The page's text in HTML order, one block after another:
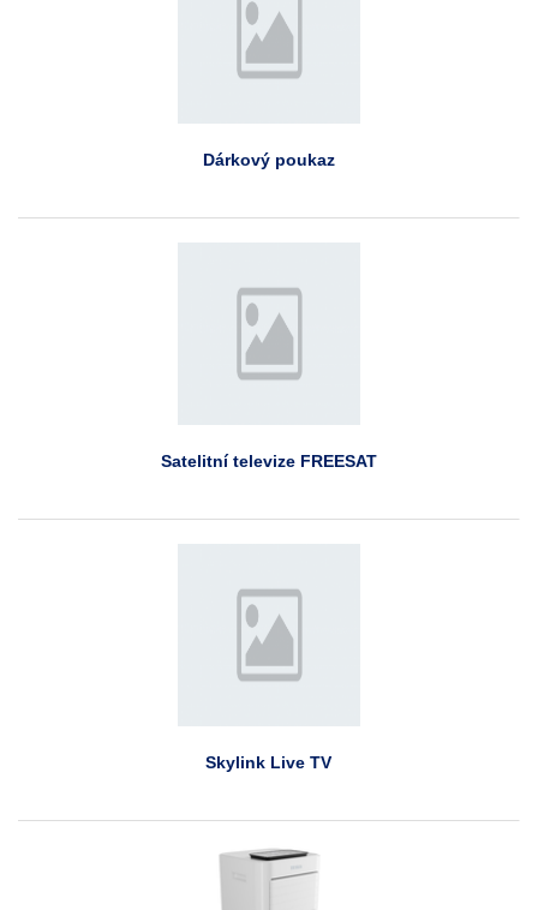
Dárkový poukaz
Satelitní televize FREESAT
Skylink Live TV